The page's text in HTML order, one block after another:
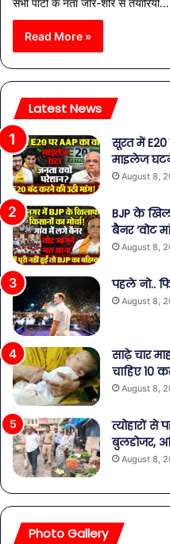
सभी पार्टी के नेता जोर-शोर से तैयारियों…
Read More »
Latest News
सूरत में E20
माइलेज
August 8,
BJP के
बैनर ‘वोट
August 8,
पहले नो..
August 8,
साढ़े चार
चाहिए 10
August 8,
त्योहारों से
बुलडोजर,
August 8,
Photo Gallery